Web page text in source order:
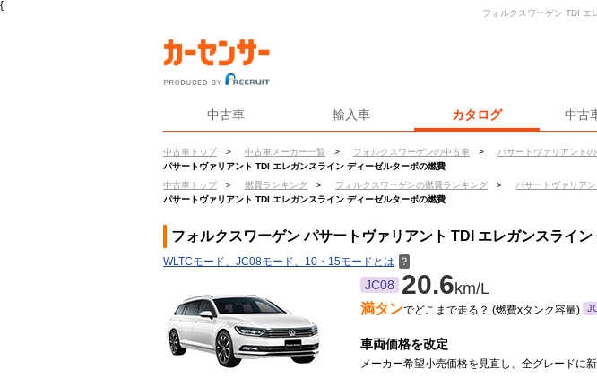
{
中古車 輸入車 カタログ 中古
中古車トップ > 中古車メーカー一覧 > フォルクスワーゲンの中古車 > パサートヴァリアント
パサートヴァリアント TDI エレガンスライン ディーゼルターボの燃費
中古車トップ
> 燃費ランキング > フォルクスワーゲンの燃費ランキング > パサートヴァリア
パサートヴァリアント TDI エレガンスライン ディーゼルターボの燃費
フォルクスワーゲン TDI エ
フォルクスワーゲン パサートヴァリアント TDI エレガンスライ
WLTCモード、JC08モード、10・15モードとは ？
JC08 20.6km/L
満タンでどこまで走る？ (燃費xタンク容量)
車両価格を改定
メーカー希望小売価格を見直し、全グレードに